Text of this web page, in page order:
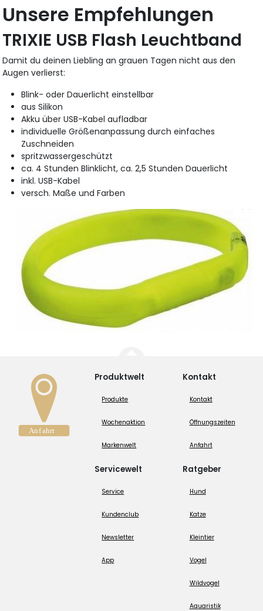
Unsere Empfehlungen
TRIXIE USB Flash Leuchtband
Damit du deinen Liebling an grauen Tagen nicht aus den
Augen verlierst:
Blink- oder Dauerlicht einstellbar
aus Silikon
Akku über USB-Kabel aufladbar
individuelle Größenanpassung durch einfaches
Zuschneiden
spritzwassergeschützt
ca. 4 Stunden Blinklicht, ca. 2,5 Stunden Dauerlicht
inkl. USB-Kabel
versch. Maße und Farben
Produktwelt
Produkte
Wochenaktion
Markenwelt
Servicewelt
Service
Kundenclub
Newsletter
App
Kontakt
Kontakt
Öffnungszeiten
Anfahrt
Ratgeber
Hund
Katze
Kleintier
Vogel
Wildvogel
Aquaristik